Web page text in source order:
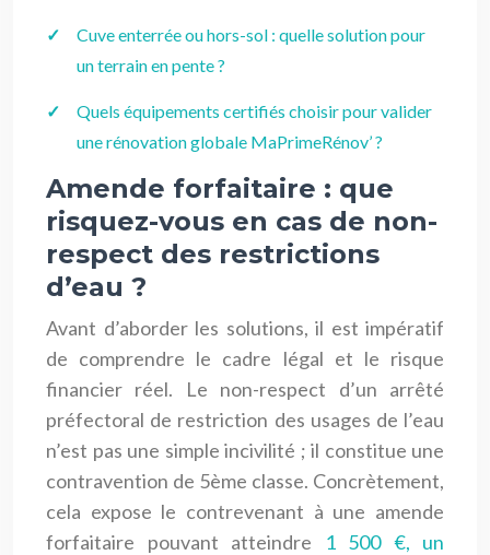
Cuve enterrée ou hors-sol : quelle solution pour
un terrain en pente ?
Quels équipements certifiés choisir pour valider
une rénovation globale MaPrimeRénov’ ?
Amende forfaitaire : que
risquez-vous en cas de non-
respect des restrictions
d’eau ?
Avant d’aborder les solutions, il est impératif
de comprendre le cadre légal et le risque
financier réel. Le non-respect d’un arrêté
préfectoral de restriction des usages de l’eau
n’est pas une simple incivilité ; il constitue une
contravention de 5ème classe. Concrètement,
cela expose le contrevenant à une amende
forfaitaire pouvant atteindre
1 500 €, un